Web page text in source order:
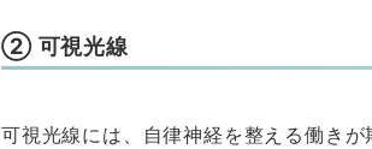
② 可視光線
可視光線には、自律神経を整える働きが